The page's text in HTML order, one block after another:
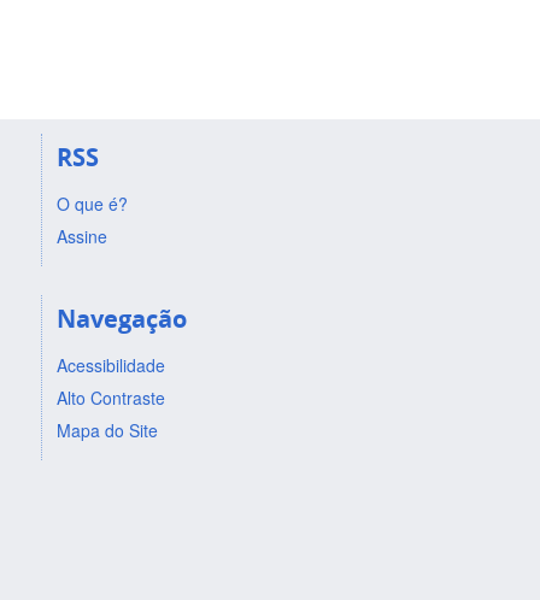
RSS
O que é?
Assine
Navegação
Acessibilidade
Alto Contraste
Mapa do Site